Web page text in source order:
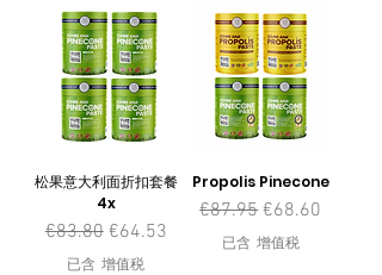
松果意大利面折扣套餐
4x
一般價格
€83.80 促銷價格
€64.53
已含 增值税
Propolis Pinecone
一般價格
€87.95 促銷價格
€68.60
已含 增值税